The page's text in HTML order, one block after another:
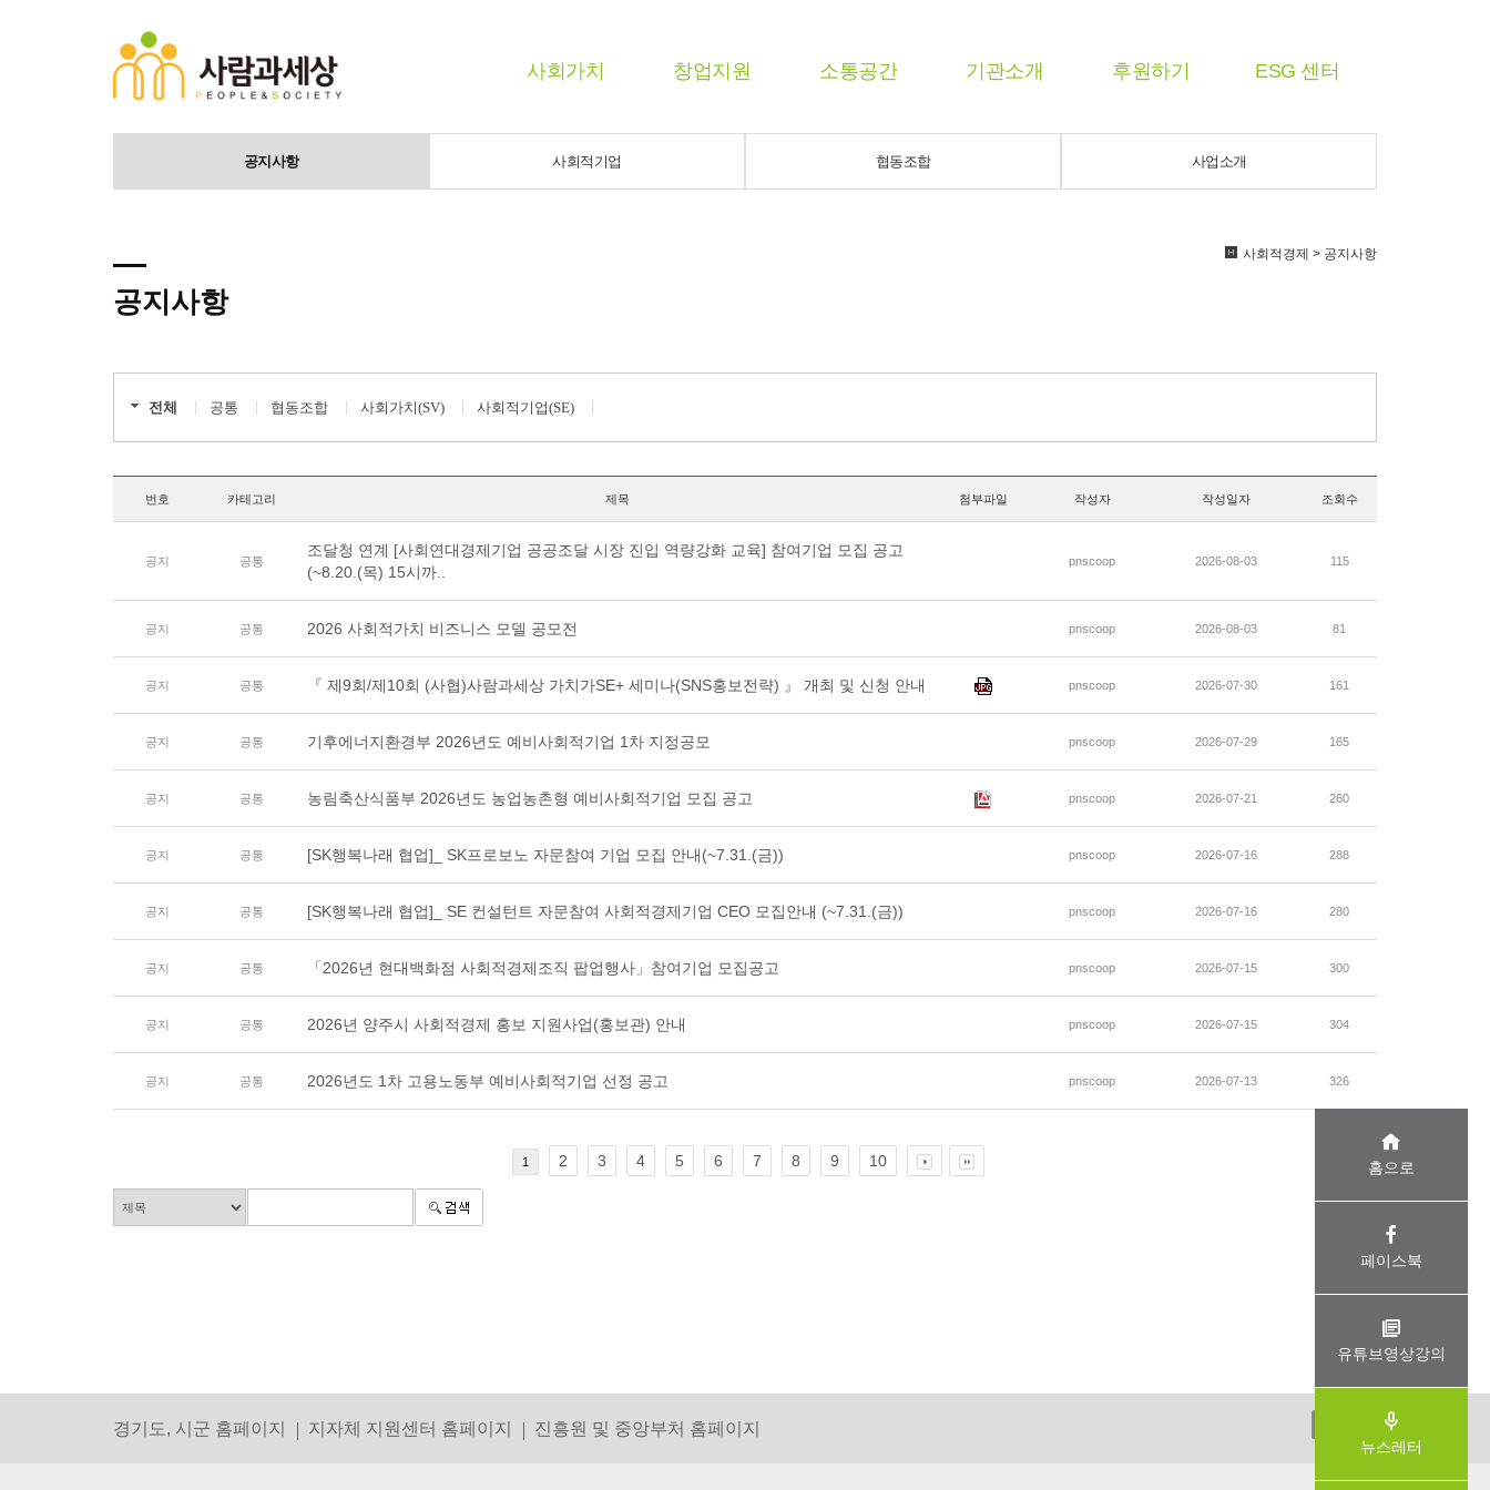
사회가치 창업지원 소통공간 기관소개 후원하기 ESG 센터
공지사항 사회적기업 협동조합 사업소개
사회적경제 > 공지사항
공지사항
전체 공통 협동조합 사회가치(SV) 사회적기업(SE)
번호 카테고리 제목 첨부파일 작성자 작성일자 조회수
공지 공통
조달청 연계 [사회연대경제기업 공공조달 시장 진입 역량강화 교육] 참여기업 모집 공고
(~8.20.(목) 15시까..
pnscoop 2026-08-03 115
공지 공통 2026 사회적가치 비즈니스 모델 공모전 pnscoop 2026-08-03 81
공지 공통 『 제9회/제10회 (사협)사람과세상 가치가SE+ 세미나(SNS홍보전략) 』 개최 및 신청 안내 pnscoop 2026-07-30 161
공지 공통 기후에너지환경부 2026년도 예비사회적기업 1차 지정공모 pnscoop 2026-07-29 165
공지 공통 농림축산식품부 2026년도 농업농촌형 예비사회적기업 모집 공고 pnscoop 2026-07-21 260
공지 공통 [SK행복나래 협업]_ SK프로보노 자문참여 기업 모집 안내(~7.31.(금)) pnscoop 2026-07-16 288
공지 공통 [SK행복나래 협업]_ SE 컨설턴트 자문참여 사회적경제기업 CEO 모집안내 (~7.31.(금)) pnscoop 2026-07-16 280
공지 공통 「2026년 현대백화점 사회적경제조직 팝업행사」참여기업 모집공고 pnscoop 2026-07-15 300
공지 공통 2026년 양주시 사회적경제 홍보 지원사업(홍보관) 안내 pnscoop 2026-07-15 304
공지 공통 2026년도 1차 고용노동부 예비사회적기업 선정 공고 pnscoop 2026-07-13 326
1 2 3 4 5 6 7 8 9 10 홈으로
페이스북
유튜브영상강의
뉴스레터
경기도, 시군 홈페이지 지자체 지원센터 홈페이지 진흥원 및 중앙부처 홈페이지